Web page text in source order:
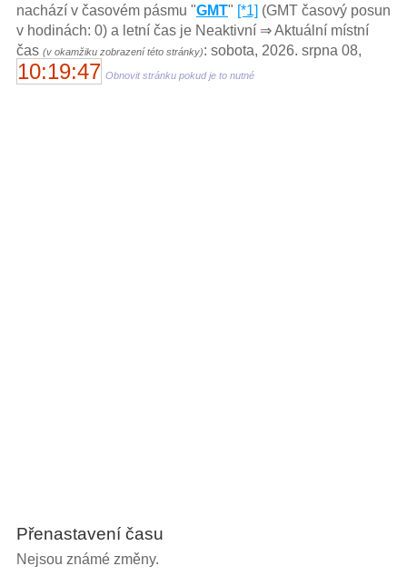
nachází v časovém pásmu "GMT" [*1] (GMT časový posun
v hodinách: 0) a letní čas je Neaktivní ⇒ Aktuální místní
čas (v okamžiku zobrazení této stránky): sobota, 2026. srpna 08,
10:19:47 Obnovit stránku pokud je to nutné
Přenastavení času
Nejsou známé změny.